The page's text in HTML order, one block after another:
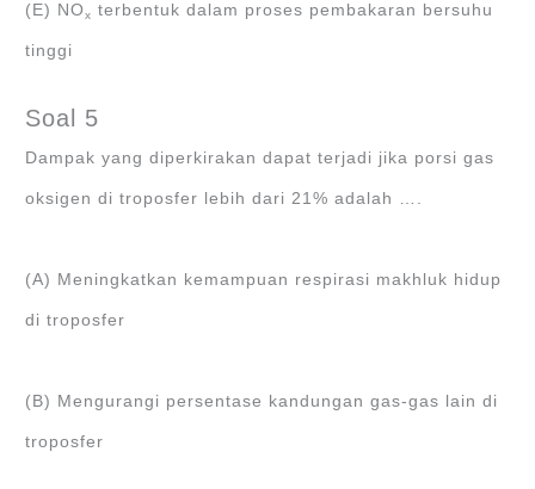
(E) NOx terbentuk dalam proses pembakaran bersuhu
tinggi
Soal 5
Dampak yang diperkirakan dapat terjadi jika porsi gas
oksigen di troposfer lebih dari 21% adalah ….
(A) Meningkatkan kemampuan respirasi makhluk hidup
di troposfer
(B) Mengurangi persentase kandungan gas-gas lain di
troposfer